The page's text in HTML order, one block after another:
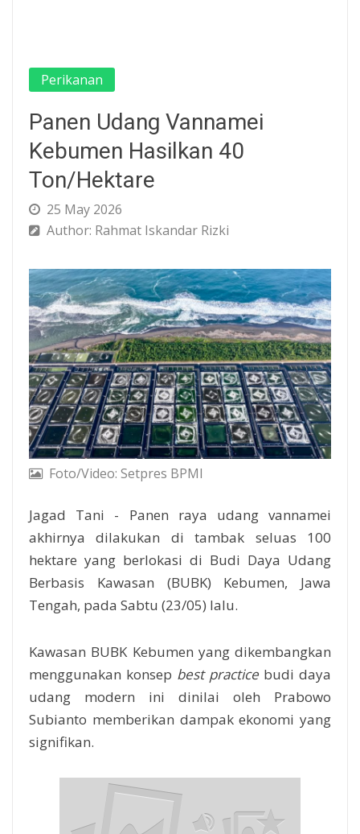
Perikanan
Panen Udang Vannamei
Kebumen Hasilkan 40
Ton/Hektare
25 May 2026
Author: Rahmat Iskandar Rizki
Foto/Video: Setpres BPMI
Jagad Tani - Panen raya udang vannamei
akhirnya dilakukan di tambak seluas 100
hektare yang berlokasi di Budi Daya Udang
Berbasis Kawasan (BUBK) Kebumen, Jawa
Tengah, pada Sabtu (23/05) lalu.
Kawasan BUBK Kebumen yang dikembangkan
menggunakan konsep best practice budi daya
udang modern ini dinilai oleh Prabowo
Subianto memberikan dampak ekonomi yang
signifikan.